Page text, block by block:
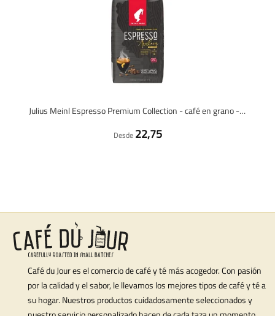
Julius Meinl Espresso Premium Collection - café en grano - 1 kilo
Desde 22,75
Café du Jour es el comercio de café y té más acogedor. Con pasión
por la calidad y el sabor, le llevamos los mejores tipos de café y té a
su hogar. Nuestros productos cuidadosamente seleccionados y